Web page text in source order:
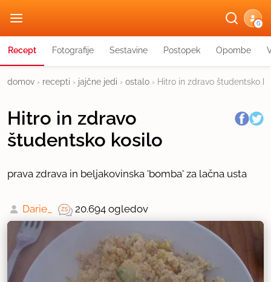
G
Recept Fotografije Sestavine Postopek Opombe
domov › recepti › jajčne jedi › ostalo › Hitro in zdravo študentsko
Hitro in zdravo
študentsko kosilo
prava zdrava in beljakovinska 'bomba' za lačna usta
Darie_ 20.694 ogledov